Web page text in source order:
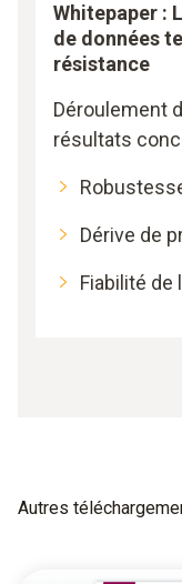
Whitepaper :
de données
résistance
Déroulement
résultats
Dérive de
Fiabilité de
Autres